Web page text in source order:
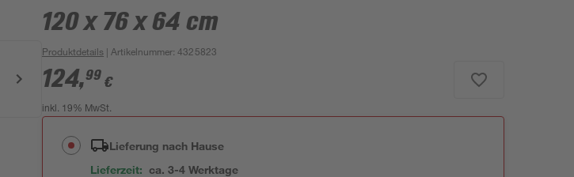
120 x 76 x 64 cm
Produktdetails | Artikelnummer:4325823
124,99 €
inkl. 19% MwSt.
Lieferung nach Hause
Lieferzeit: ca. 3-4 Werktage